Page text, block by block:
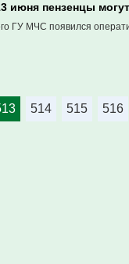
июня пензенцы
ГУ МЧС появился
514 515 516